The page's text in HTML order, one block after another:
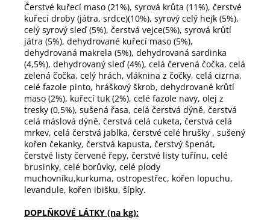
Čerstvé kuřecí maso (21%), syrová krůta (11%), čerstvé
kuřecí droby (játra, srdce)(10%), syrový celý hejk (5%),
celý syrový sleď (5%), čerstvá vejce(5%), syrová krůtí
játra (5%), dehydrované kuřecí maso (5%),
dehydrovaná makrela (5%), dehydrovaná sardinka
(4,5%), dehydrovaný sleď (4%), celá červená čočka, celá
zelená čočka, celý hrách, vláknina z čočky, celá cizrna,
celé fazole pinto, hráškový škrob, dehydrované krůtí
maso (2%), kuřecí tuk (2%), celé fazole navy, olej z
tresky (0,5%), sušená řasa, celá čerstvá dýně, čerstvá
celá máslová dýně, čerstvá celá cuketa, čerstvá celá
mrkev, celá čerstvá jablka, čerstvé celé hrušky , sušený
kořen čekanky, čerstvá kapusta, čerstvý špenát,
čerstvé listy červené řepy, čerstvé listy tuřínu, celé
brusinky, celé borůvky, celé plody
muchovníku,kurkuma, ostropestřec, kořen lopuchu,
levandule, kořen ibišku, šípky.
DOPLŇKOVÉ LÁTKY (na kg):